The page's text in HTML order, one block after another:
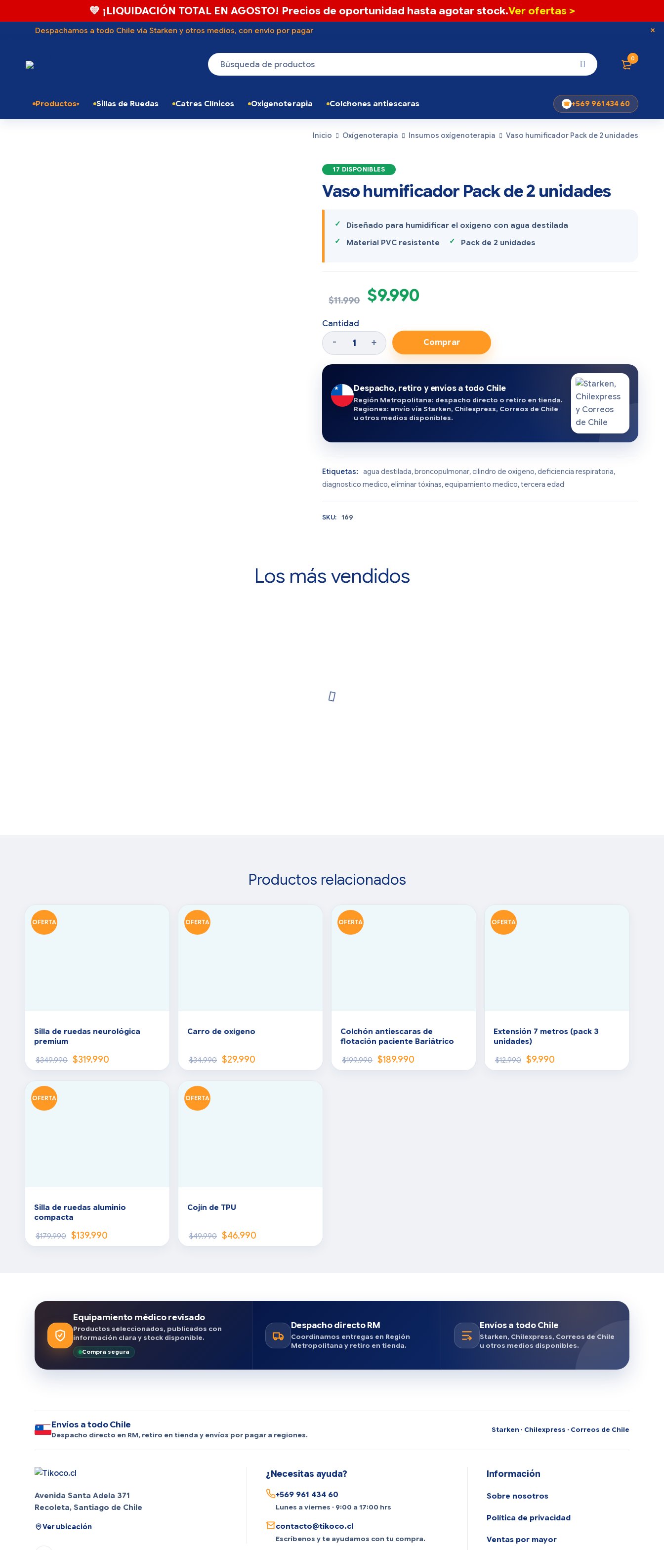
💚 ¡LIQUIDACIÓN TOTAL EN AGOSTO! Precios de oportunidad hasta agotar stock.Ver ofertas >
Despachamos a todo Chile vía Starken y otros medios, con envío por pagar
0
Productos Sillas de Ruedas Catres Clínicos Oxigenoterapia Colchones antiescaras +569 961 434 60
Inicio Oxígenoterapia Insumos oxígenoterapia Vaso humificador Pack de 2 unidades
17 DISPONIBLES
Vaso humificador Pack de 2 unidades
Diseñado para humidificar el oxigeno con agua destilada
Material PVC resistente
Pack de 2 unidades
$11.990 $9.990
Cantidad
Comprar
Despacho, retiro y envíos a todo Chile
Región Metropolitana: despacho directo o retiro en tienda.
Regiones: envío vía Starken, Chilexpress, Correos de Chile
u otros medios disponibles.
Etiquetas: agua destilada,broncopulmonar,cilindro de oxigeno,deficiencia respiratoria,
diagnostico medico,eliminar tóxinas,equipamiento medico,tercera edad
SKU: 169
Los más vendidos
Productos relacionados
OFERTA
Silla de ruedas neurológica
premium
$349.990 $319.990
OFERTA
Carro de oxígeno
$34.990 $29.990
OFERTA
Colchón antiescaras de
flotación paciente Bariátrico
$199.990 $189.990
OFERTA
Extensión 7 metros (pack 3
unidades)
$12.990 $9.990
OFERTA
Silla de ruedas aluminio
compacta
$179.990 $139.990
OFERTA
Cojín de TPU
$49.990 $46.990
Equipamiento médico revisado
Productos seleccionados, publicados con
información clara y stock disponible.
Compra segura
Despacho directo RM
Coordinamos entregas en Región
Metropolitana y retiro en tienda.
Envíos a todo Chile
Starken, Chilexpress, Correos de Chile
u otros medios disponibles.
Envíos a todo Chile
Despacho directo en RM, retiro en tienda y envíos por pagar a regiones.
Starken · Chilexpress · Correos de Chile
Avenida Santa Adela 371
Recoleta, Santiago de Chile
Ver ubicación
¿Necesitas ayuda?
+569 961 434 60
Lunes a viernes · 9:00 a 17:00 hrs
contacto@tikoco.cl
Escríbenos y te ayudamos con tu compra.
Información
Sobre nosotros
Política de privacidad
Ventas por mayor